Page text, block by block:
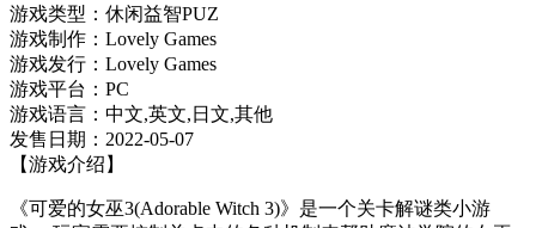
游戏类型：休闲益智PUZ
游戏制作：Lovely Games
游戏发行：Lovely Games
游戏平台：PC
游戏语言：中文,英文,日文,其他
发售日期：2022-05-07
【游戏介绍】
《可爱的女巫3(Adorable Witch 3)》是一个关卡解谜类小游